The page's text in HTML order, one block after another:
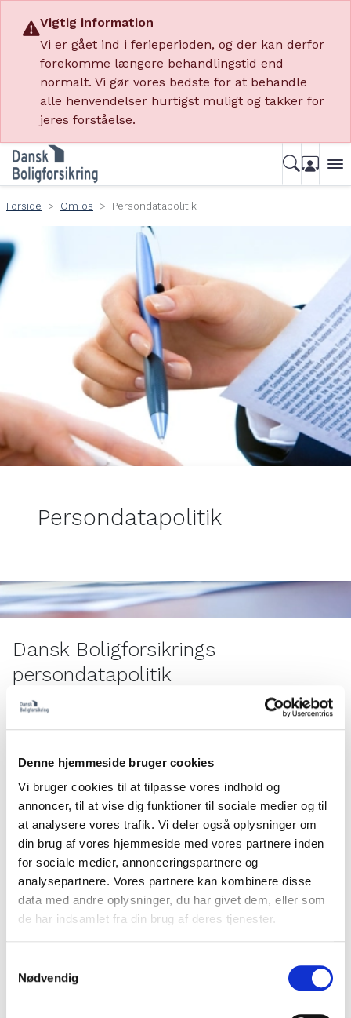
Denne hjemmeside bruger cookies
Vi bruger cookies til at tilpasse vores indhold og
annoncer, til at vise dig funktioner til sociale medier og til
at analysere vores trafik. Vi deler også oplysninger om
din brug af vores hjemmeside med vores partnere inden
for sociale medier, annonceringspartnere og
analysepartnere. Vores partnere kan kombinere disse
data med andre oplysninger, du har givet dem, eller som
de har indsamlet fra din brug af deres tjenester.
Nødvendig
Vigtig information
Vi er gået ind i ferieperioden, og der kan derfor
forekomme længere behandlingstid end
normalt. Vi gør vores bedste for at behandle
alle henvendelser hurtigst muligt og takker for
jeres forståelse.
Forside Om os Persondatapolitik
Persondatapolitik
Dansk Boligforsikrings
persondatapolitik
I Dansk Boligforsikring ønsker vi, at du skal føle dig
tryg i forhold til, hvordan vi behandler dine
beskytte dine personoplysninger seriøst.
Dansk Boligforsikring er dataansvarlig for
behandlingen af dine personoplysninger og det er
dermed vores ansvar, at behandlingen sker i
overensstemmelse med lovgivningen, og at dine
rettigheder altid kan eksekveres.
Du kan i vores persondatapolitik dokument læse om,
personoplysninger vi behandler, hvor vi får dem fra,
vores formål med at behandle dem, hvem vi deler